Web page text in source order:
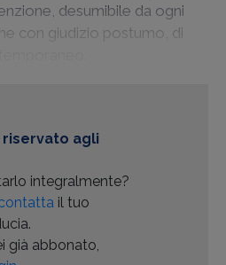
desumibile da ogni
con giudizio postumo, di
agli
integralmente?
il tuo
già abbonato,